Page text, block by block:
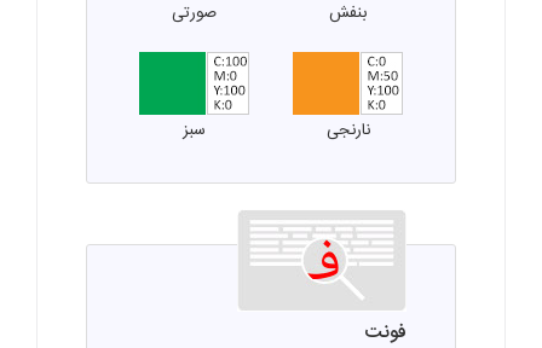
بنفش صورتی
نارنجی سبز
فونت